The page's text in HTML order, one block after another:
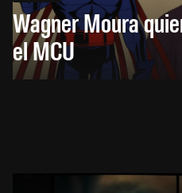
Wagner Moura
el MCU